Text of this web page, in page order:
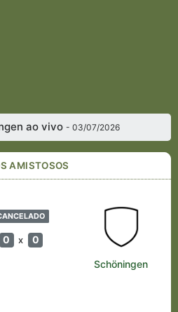
ao vivo- 03/07/2026
AMISTOSOS
0 x 0
Schöningen